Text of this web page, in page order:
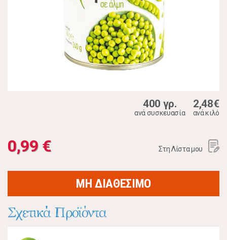
400 γρ.
ανά συσκευασία
2,48€
ανά κιλό
0,99 € Στη Λίστα μου
ΜΗ ΔΙΑΘΕΣΙΜΟ
Σχετικά Προϊόντα